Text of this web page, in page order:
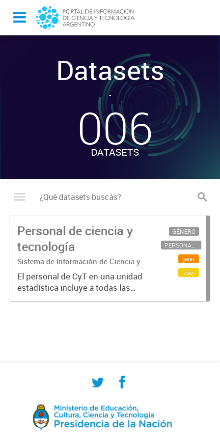
Datasets
-
006
DATASETS
Personal de ciencia y
tecnología
Sistema de Información de Ciencia y
Tecnología Argentino (SICYTAR)
El personal de CyT en una unidad
estadística incluye a todas las
personas involucradas
GÉNERO
PERSONAL CIENTÍFICO-TECNOLÓGICO
json
csv